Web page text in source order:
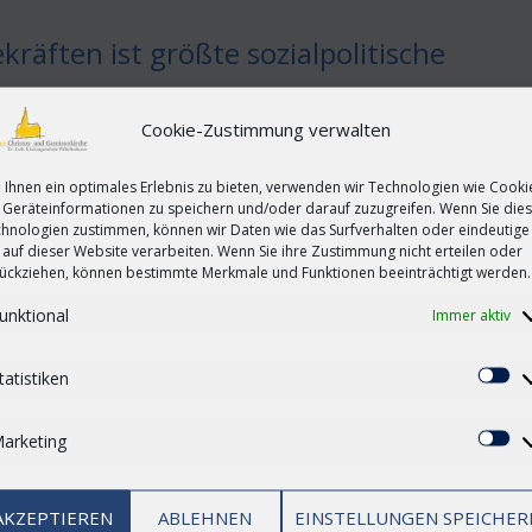
Cookie-Zustimmung verwalten
Ihnen ein optimales Erlebnis zu bieten, verwenden wir Technologien wie
Geräteinformationen zu speichern und/oder darauf zuzugreifen. Wenn Sie
zustimmen, können wir Daten wie das Surfverhalten oder eindeutige
auf dieser Website verarbeiten. Wenn Sie ihre Zustimmung nicht erteilen oder
können bestimmte Merkmale und Funktionen beeinträchtigt werden.
Immer aktiv
ABLEHNEN EINSTELLUNGEN
ist größte sozialpolitische
und viele Job-Aussteigerinnen:Die Liste der
am Montag rund 200 Experten über die Zukunft der
Hannover (epd). Der Mangel an Pflegekräften ist aus Sicht
Gottes nachhaltig gestalten
„… über dir Flügel gebreitet! Ein Gottesdienst aus der
Ev.-Luth. Kirche in Oldenburg, Jan Janssen, dazu aufgerufen, die